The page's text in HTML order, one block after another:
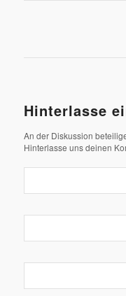
Hinterlasse
An der Diskussion
Hinterlasse uns deinen